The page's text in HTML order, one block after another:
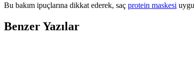
Bu bakım ipuçlarına dikkat ederek, saç protein maskesi
Benzer Yazılar